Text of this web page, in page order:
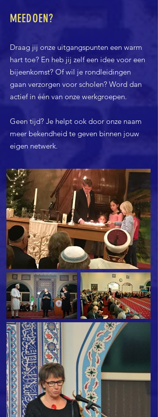
MEEDOEN?
Draag jij onze uitgangspunten een warm
hart toe? En heb jij zelf een idee voor een
bijeenkomst? Of wil je rondleidingen
gaan verzorgen voor scholen? Word dan
actief in één van onze werkgroepen.
Geen tijd? Je helpt ook door onze naam
meer bekendheid te geven binnen jouw
eigen netwerk.